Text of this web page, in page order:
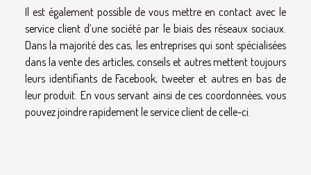
Il est également possible de vous mettre en contact avec le
service client d’une société par le biais des réseaux sociaux.
Dans la majorité des cas, les entreprises qui sont spécialisées
dans la vente des articles, conseils et autres mettent toujours
leurs identifiants de Facebook, tweeter et autres en bas de
leur produit. En vous servant ainsi de ces coordonnées, vous
pouvez joindre rapidement le service client de celle-ci.